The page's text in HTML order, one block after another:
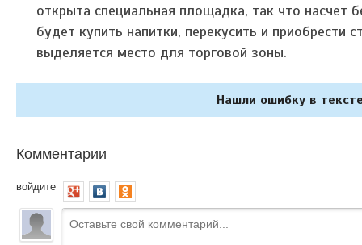
открыта специальная площадка, так что насчет
будет купить напитки, перекусить и приобрести
выделяется место для торговой зоны.
Нашли ошибку в
Комментарии
войдите